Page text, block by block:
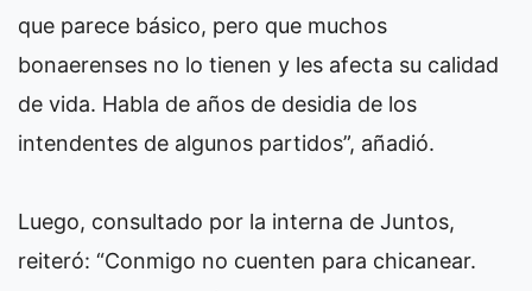
que parece básico, pero que muchos
bonaerenses no lo tienen y les afecta su calidad
de vida. Habla de años de desidia de los
intendentes de algunos partidos”, añadió.
Luego, consultado por la interna de Juntos,
reiteró: “Conmigo no cuenten para chicanear.